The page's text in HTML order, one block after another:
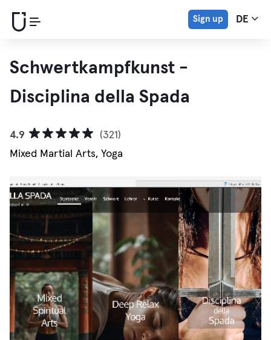
Sign up DE
Schwertkampfkunst -
Disciplina della Spada
4.9
(321)
Mixed Martial Arts, Yoga